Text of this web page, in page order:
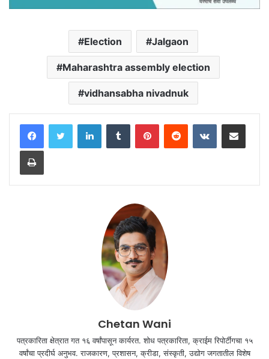
Election Jalgaon
Maharashtra assembly election
vidhansabha nivadnuk
LinkedInTumblr PinterestReddit VKontakteShare via Email
Print
Chetan Wani
पत्रकारिता क्षेत्रात गत १६ वर्षांपासून कार्यरत. शोध पत्रकारिता, क्राईम रिपोर्टींगचा १५
वर्षांचा प्रदीर्घ अनुभव. राजकारण, प्रशासन, क्रीडा, संस्कृती, उद्योग जगतातील विशेष